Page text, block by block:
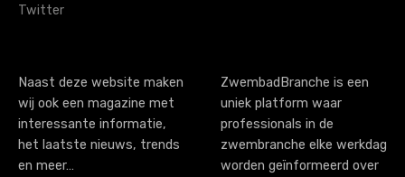
Twitter
Naast deze website maken
wij ook een magazine met
interessante informatie,
het laatste nieuws, trends
en meer…
ZwembadBranche is een
uniek platform waar
professionals in de
zwembranche elke werkdag
worden geïnformeerd over